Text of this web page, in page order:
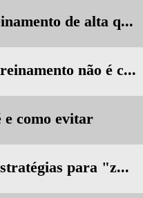
de alta q...
não é c...
e como evitar
para "z...